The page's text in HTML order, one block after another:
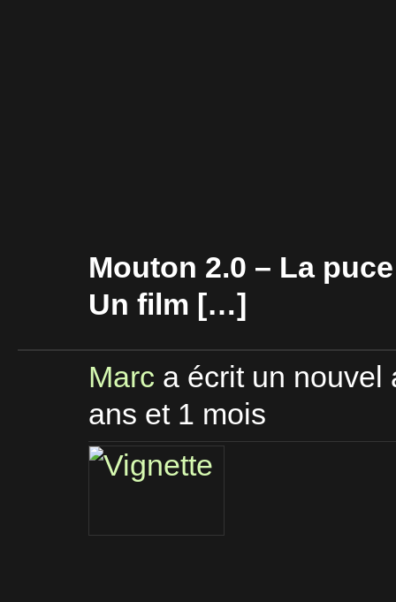
Mouton 2.0 – La
Un film […]
Marc a écrit un
ans et 1 mois